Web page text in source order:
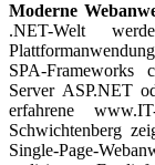
Moderne
.NET-Welt
SPA-Frameworks
Server ASP.NET
erfahrene
Schwichtenberg
Single-Page-